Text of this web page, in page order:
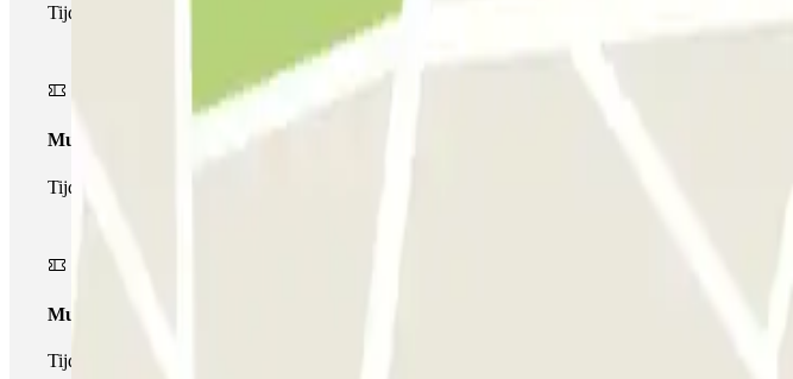
Tijdens je verblijf kun je de parkeerplaats maar één keer op- en afrijden.
Multiparking pass
Tijdens uw verblijf kunt u gebruik maken van het volledige netwerk van parkeergarages van deze
Multipass
Tijdens je verblijf kun je de parkeerplaats zo vaak in- en uitrijden als je wilt.